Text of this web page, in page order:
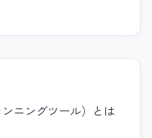
ニングツール）とは